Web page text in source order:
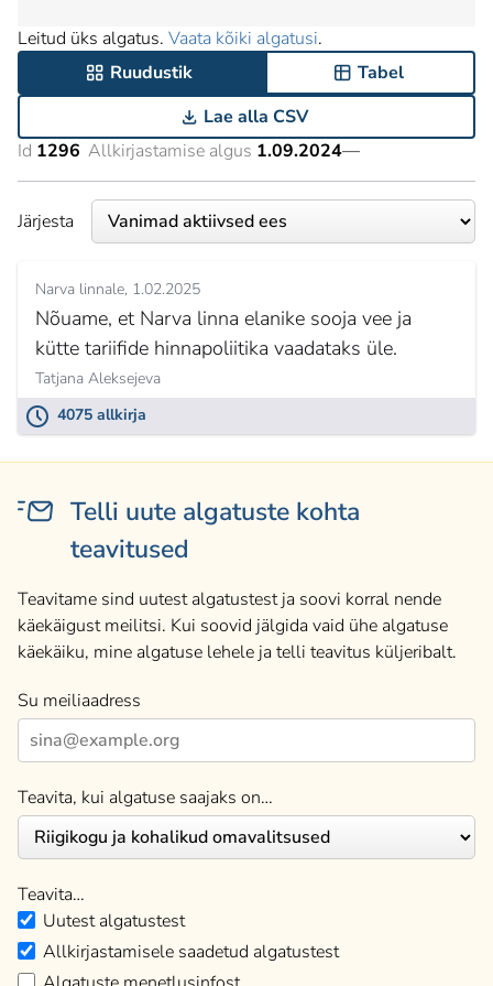
Leitud üks algatus. Vaata kõiki algatusi.
Ruudustik
Tabel
Lae alla CSV
Id 1296 Allkirjastamise algus 1.09.2024—
Järjesta
Narva linnale 1.02.2025
Nõuame, et Narva linna elanike sooja vee ja
kütte tariifide hinnapoliitika vaadataks üle.
Tatjana Aleksejeva
4075 allkirja
Telli uute algatuste kohta
teavitused
Teavitame sind uutest algatustest ja soovi korral nende
käekäigust meilitsi. Kui soovid jälgida vaid ühe algatuse
käekäiku, mine algatuse lehele ja telli teavitus küljeribalt.
Su meiliaadress
Teavita, kui algatuse saajaks on…
Teavita…
Uutest algatustest
Allkirjastamisele saadetud algatustest